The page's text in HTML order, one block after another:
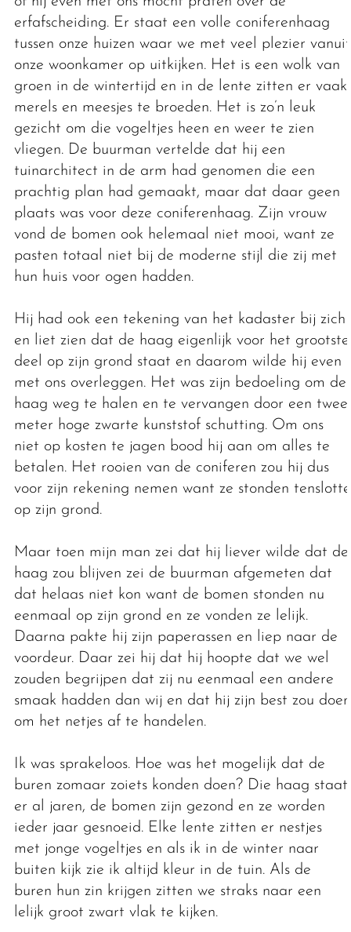
erfafscheiding. Er staat een volle coniferenhaag
tussen onze huizen waar we met veel plezier vanuit
onze woonkamer op uitkijken. Het is een wolk van
groen in de wintertijd en in de lente zitten er vaak
merels en meesjes te broeden. Het is zo’n leuk
gezicht om die vogeltjes heen en weer te zien
vliegen. De buurman vertelde dat hij een
tuinarchitect in de arm had genomen die een
prachtig plan had gemaakt, maar dat daar geen
plaats was voor deze coniferenhaag. Zijn vrouw
vond de bomen ook helemaal niet mooi, want ze
pasten totaal niet bij de moderne stijl die zij met
hun huis voor ogen hadden.
Hij had ook een tekening van het kadaster bij zich
en liet zien dat de haag eigenlijk voor het grootste
deel op zijn grond staat en daarom wilde hij even
met ons overleggen. Het was zijn bedoeling om de
haag weg te halen en te vervangen door een twee
meter hoge zwarte kunststof schutting. Om ons
niet op kosten te jagen bood hij aan om alles te
betalen. Het rooien van de coniferen zou hij dus
voor zijn rekening nemen want ze stonden tenslotte
op zijn grond.
Maar toen mijn man zei dat hij liever wilde dat de
haag zou blijven zei de buurman afgemeten dat
dat helaas niet kon want de bomen stonden nu
eenmaal op zijn grond en ze vonden ze lelijk.
Daarna pakte hij zijn paperassen en liep naar de
voordeur. Daar zei hij dat hij hoopte dat we wel
zouden begrijpen dat zij nu eenmaal een andere
smaak hadden dan wij en dat hij zijn best zou doen
om het netjes af te handelen.
Ik was sprakeloos. Hoe was het mogelijk dat de
buren zomaar zoiets konden doen? Die haag staat
er al jaren, de bomen zijn gezond en ze worden
ieder jaar gesnoeid. Elke lente zitten er nestjes
met jonge vogeltjes en als ik in de winter naar
buiten kijk zie ik altijd kleur in de tuin. Als de
buren hun zin krijgen zitten we straks naar een
lelijk groot zwart vlak te kijken.